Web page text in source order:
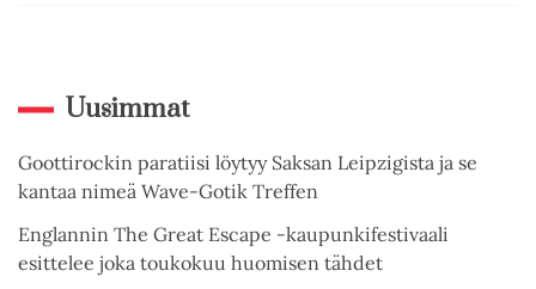
Uusimmat
Goottirockin paratiisi löytyy Saksan Leipzigista ja se
kantaa nimeä Wave-Gotik Treffen
Englannin The Great Escape -kaupunkifestivaali
esittelee joka toukokuu huomisen tähdet